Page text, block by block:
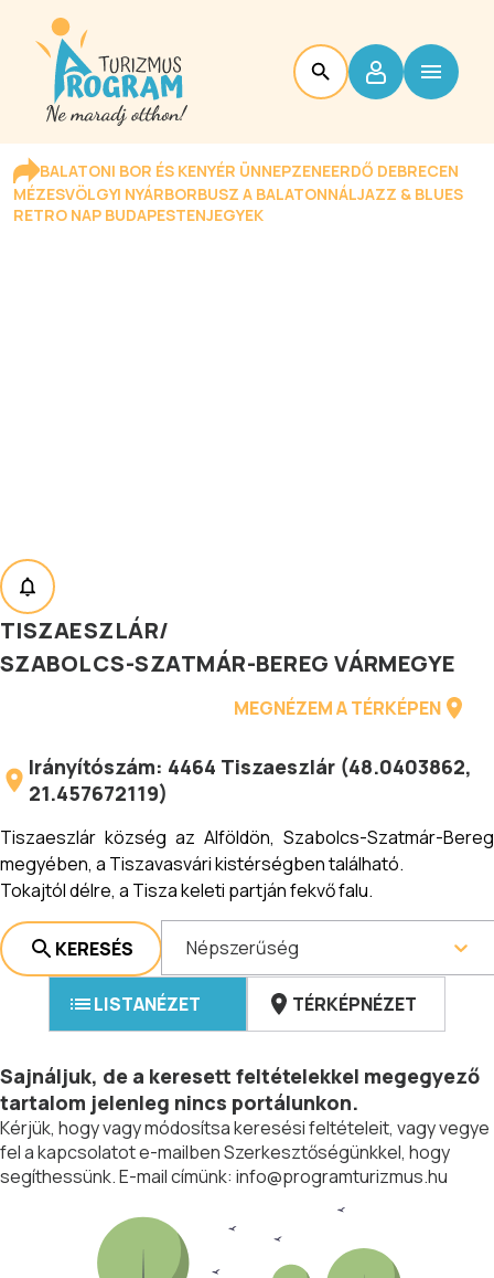
BALATONI BOR ÉS KENYÉR ÜNNEPZENEERDŐ DEBRECEN
MÉZESVÖLGYI NYÁRBORBUSZ A BALATONNÁLJAZZ & BLUES
RETRO NAP BUDAPESTENJEGYEK
TISZAESZLÁR/
SZABOLCS-SZATMÁR-BEREG VÁRMEGYE
MEGNÉZEM A TÉRKÉPEN
Irányítószám: 4464 Tiszaeszlár (48.0403862,
21.457672119)
Tiszaeszlár község az Alföldön, Szabolcs-Szatmár-Bereg
megyében, a Tiszavasvári kistérségben található.
Tokajtól délre, a Tisza keleti partján fekvő falu.
KERESÉS Népszerűség
LISTANÉZET TÉRKÉPNÉZET
Sajnáljuk, de a keresett feltételekkel megegyező
tartalom jelenleg nincs portálunkon.
Kérjük, hogy vagy módosítsa keresési feltételeit, vagy vegye
fel a kapcsolatot e-mailben Szerkesztőségünkkel, hogy
segíthessünk. E-mail címünk: info@programturizmus.hu